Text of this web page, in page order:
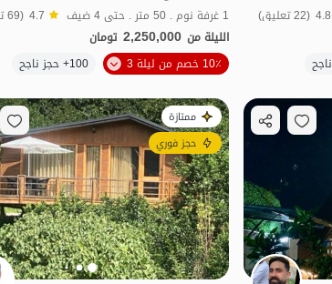
الموقع على الخريطة
4.8 (22 تعليق)
الموقع على الخريطة
1 غرفة نوم . 50 متر . حتى 4 ضيف 4.7 (69 تعليق)
الليلة من 2,250,000 تومان
10٪ خصم من ليلة 3
100+ حجز ناجح
ممتازة
حجز فوري